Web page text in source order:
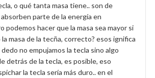
o qué tanta masa tiene.. son de
parte de la energía en
podemos hacer que la masa sea mayor si
masa de la tecña, correcto? esos ignifica
no empujamos la tecla sino algo
detrás de la tecla, es posible, eso
la tecla sería más duro.. en el